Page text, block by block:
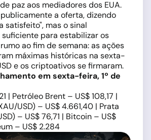
paz aos mediadores dos EUA.
a oferta, dizendo
satisfeito", mas o sinal
para estabilizar os
ao fim de semana: as ações
máximas históricas na sexta-
e os criptoativos se firmaram.
em sexta-feira, 1º de
| Petróleo Brent – US$ 108,17 |
USD) – US$ 4.661,40 | Prata
– US$ 76,71 | Bitcoin – US$
– US$ 2.284